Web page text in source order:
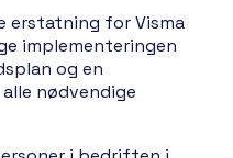
erstatning for Visma
implementeringen
og en
nødvendige